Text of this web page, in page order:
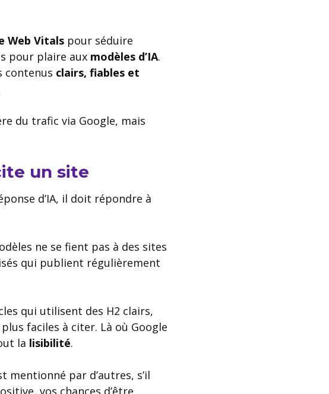
Web Vitals pour séduire
pour plaire aux modèles d’IA.
contenus clairs, fiables et
du trafic via Google, mais
un site
d’IA, il doit répondre à
ne se fient pas à des sites
qui publient régulièrement
qui utilisent des H2 clairs,
faciles à citer. Là où Google
la lisibilité.
mentionné par d’autres, s’il
vos chances d’être